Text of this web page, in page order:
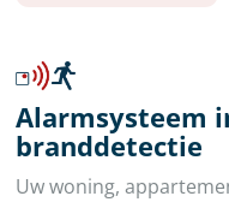
Alarmsysteem
branddetectie
Uw woning,